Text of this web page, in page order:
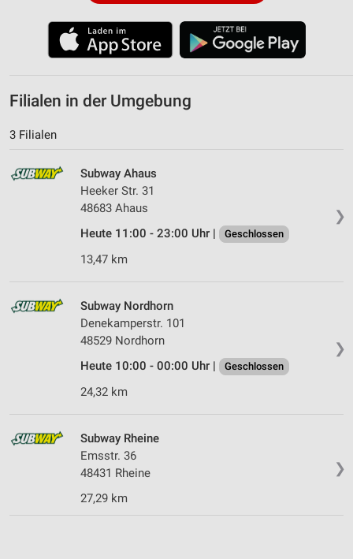
Filialen in der Umgebung
3 Filialen
❯
Subway Ahaus
Heeker Str. 31
48683 Ahaus
Heute 11:00 - 23:00 Uhr |
Geschlossen
13,47 km
❯
Subway Nordhorn
Denekamperstr. 101
48529 Nordhorn
Heute 10:00 - 00:00 Uhr |
Geschlossen
24,32 km
❯
Subway Rheine
Emsstr. 36
48431 Rheine
27,29 km